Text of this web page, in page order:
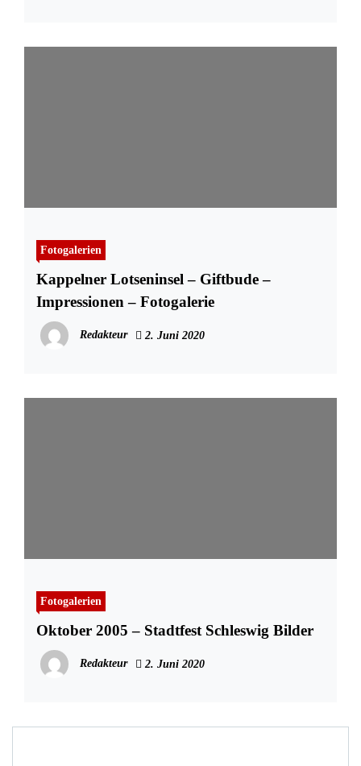
Fotogalerien
Kappelner Lotseninsel – Giftbude –
Impressionen – Fotogalerie
Redakteur 2. Juni 2020
Fotogalerien
Oktober 2005 – Stadtfest Schleswig Bilder
Redakteur 2. Juni 2020